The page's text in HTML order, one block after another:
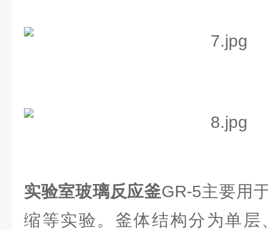
实验室玻璃反应釜GR-5主要用
缩等实验。釜体结构分为单层